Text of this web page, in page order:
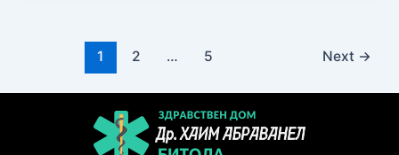
1 2 … 5 Next →